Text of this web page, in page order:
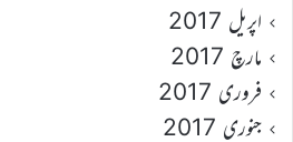
اپریل 2017
مارچ 2017
فروری 2017
جنوری 2017